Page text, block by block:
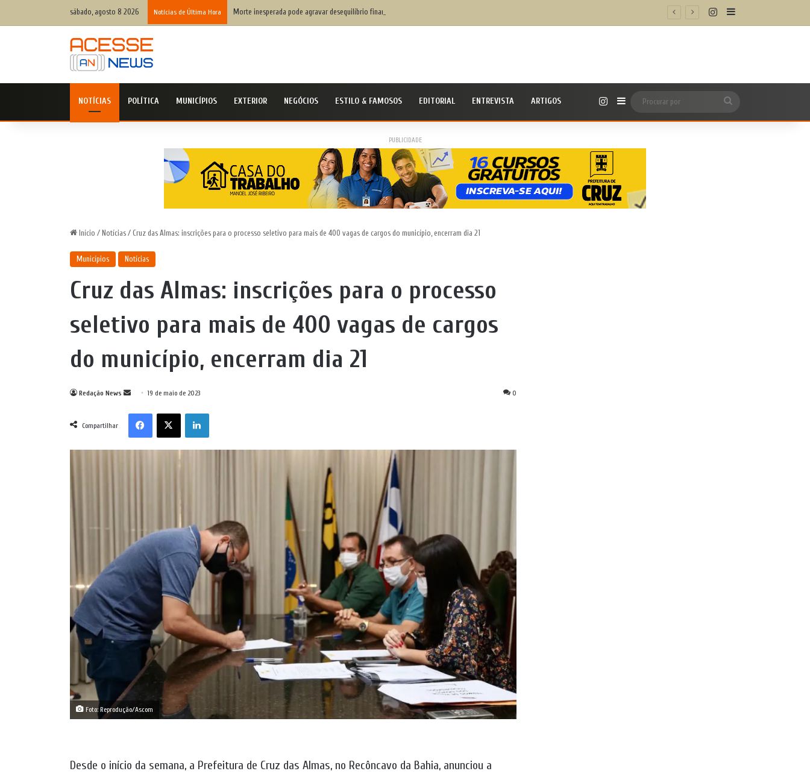
sábado, agosto 8 2026 Notícias de Última Hora Morte inesperada pode agravar desequilíbrio financeiro das famílias InstagramBarra Lateral
NOTÍCIAS POLÍTICA MUNICÍPIOS EXTERIOR NEGÓCIOS ESTILO & FAMOSOS EDITORIAL ENTREVISTA ARTIGOS InstagramBarra Lateral
por
PUBLICIDADE
Início / Notícias / Cruz das Almas: inscrições para o processo seletivo para mais de 400 vagas de cargos do município, encerram dia 21
Municípios Notícias
Cruz das Almas: inscrições para o processo
seletivo para mais de 400 vagas de cargos
do município, encerram dia 21
Redação News
Mande
mail
19 de maio de 2023 0
Compartilhar
FacebookX Linkedin
Foto: Reprodução/Ascom
Desde o início da semana, a Prefeitura de Cruz das Almas, no Recôncavo da Bahia, anunciou a